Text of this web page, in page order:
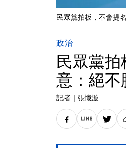
民眾黨拍板，不會提
政治
民眾黨
意：絕不
記者 ｜ 張憶漩